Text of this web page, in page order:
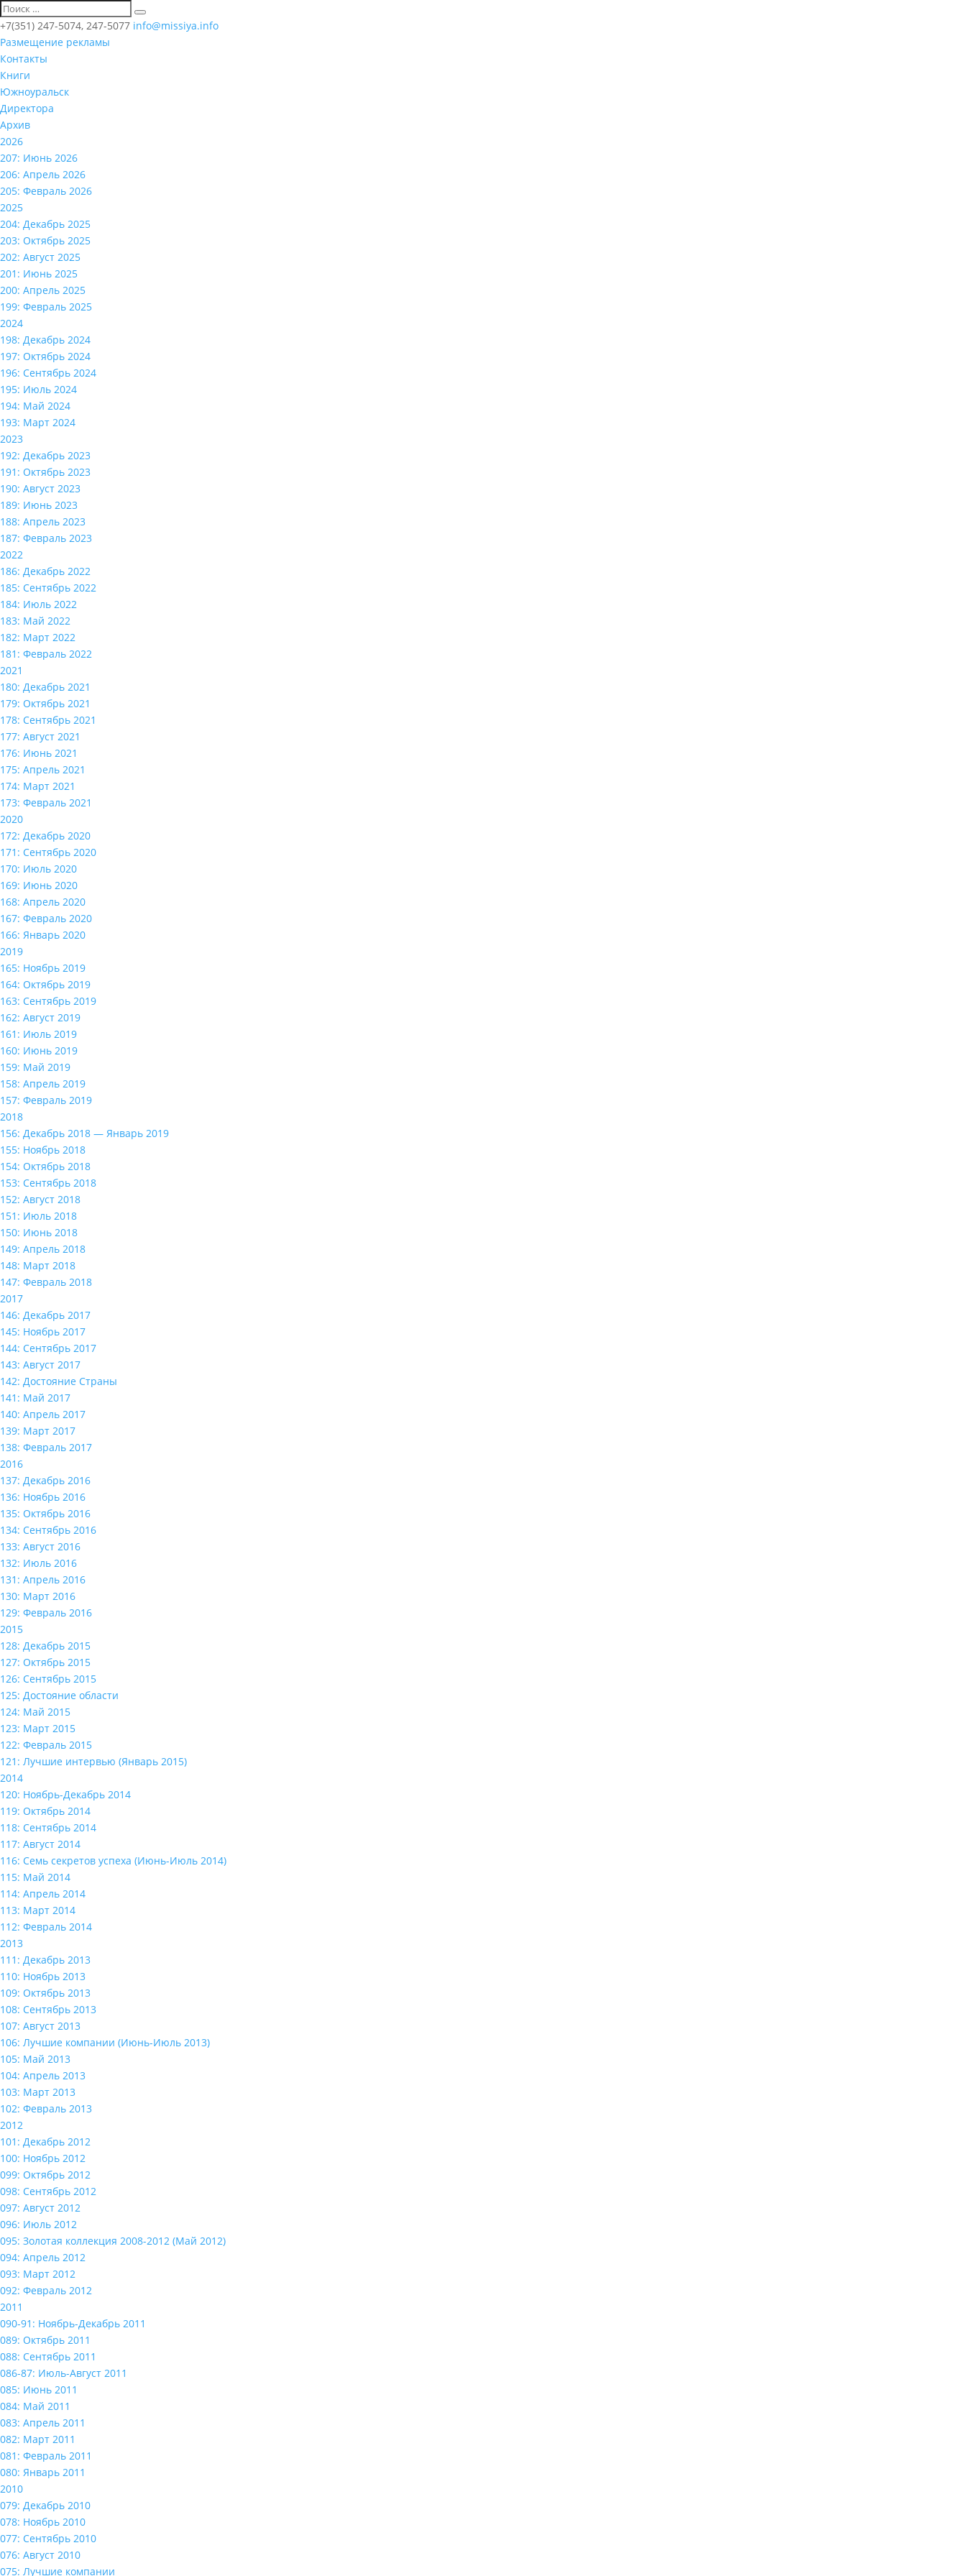
+7(351) 247-5074, 247-5077 info@missiya.info
Размещение рекламы
Контакты
Книги
Южноуральск
Директора
Архив
2026
207: Июнь 2026
206: Апрель 2026
205: Февраль 2026
2025
204: Декабрь 2025
203: Октябрь 2025
202: Август 2025
201: Июнь 2025
200: Апрель 2025
199: Февраль 2025
2024
198: Декабрь 2024
197: Октябрь 2024
196: Сентябрь 2024
195: Июль 2024
194: Май 2024
193: Март 2024
2023
192: Декабрь 2023
191: Октябрь 2023
190: Август 2023
189: Июнь 2023
188: Апрель 2023
187: Февраль 2023
2022
186: Декабрь 2022
185: Сентябрь 2022
184: Июль 2022
183: Май 2022
182: Март 2022
181: Февраль 2022
2021
180: Декабрь 2021
179: Октябрь 2021
178: Сентябрь 2021
177: Август 2021
176: Июнь 2021
175: Апрель 2021
174: Март 2021
173: Февраль 2021
2020
172: Декабрь 2020
171: Сентябрь 2020
170: Июль 2020
169: Июнь 2020
168: Апрель 2020
167: Февраль 2020
166: Январь 2020
2019
165: Ноябрь 2019
164: Октябрь 2019
163: Сентябрь 2019
162: Август 2019
161: Июль 2019
160: Июнь 2019
159: Май 2019
158: Апрель 2019
157: Февраль 2019
2018
156: Декабрь 2018 — Январь 2019
155: Ноябрь 2018
154: Октябрь 2018
153: Сентябрь 2018
152: Август 2018
151: Июль 2018
150: Июнь 2018
149: Апрель 2018
148: Март 2018
147: Февраль 2018
2017
146: Декабрь 2017
145: Ноябрь 2017
144: Сентябрь 2017
143: Август 2017
142: Достояние Страны
141: Май 2017
140: Апрель 2017
139: Март 2017
138: Февраль 2017
2016
137: Декабрь 2016
136: Ноябрь 2016
135: Октябрь 2016
134: Сентябрь 2016
133: Август 2016
132: Июль 2016
131: Апрель 2016
130: Март 2016
129: Февраль 2016
2015
128: Декабрь 2015
127: Октябрь 2015
126: Сентябрь 2015
125: Достояние области
124: Май 2015
123: Март 2015
122: Февраль 2015
121: Лучшие интервью (Январь 2015)
2014
120: Ноябрь-Декабрь 2014
119: Октябрь 2014
118: Сентябрь 2014
117: Август 2014
116: Семь секретов успеха (Июнь-Июль 2014)
115: Май 2014
114: Апрель 2014
113: Март 2014
112: Февраль 2014
2013
111: Декабрь 2013
110: Ноябрь 2013
109: Октябрь 2013
108: Сентябрь 2013
107: Август 2013
106: Лучшие компании (Июнь-Июль 2013)
105: Май 2013
104: Апрель 2013
103: Март 2013
102: Февраль 2013
2012
101: Декабрь 2012
100: Ноябрь 2012
099: Октябрь 2012
098: Сентябрь 2012
097: Август 2012
096: Июль 2012
095: Золотая коллекция 2008-2012 (Май 2012)
094: Апрель 2012
093: Март 2012
092: Февраль 2012
2011
090-91: Ноябрь-Декабрь 2011
089: Октябрь 2011
088: Сентябрь 2011
086-87: Июль-Август 2011
085: Июнь 2011
084: Май 2011
083: Апрель 2011
082: Март 2011
081: Февраль 2011
080: Январь 2011
2010
079: Декабрь 2010
078: Ноябрь 2010
077: Сентябрь 2010
076: Август 2010
075: Лучшие компании